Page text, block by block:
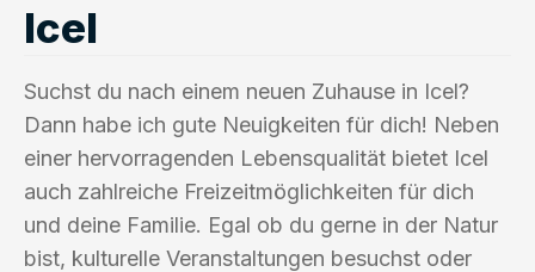
Icel
Suchst du nach einem neuen Zuhause in Icel?
Dann habe ich gute Neuigkeiten für dich! Neben
einer hervorragenden Lebensqualität bietet Icel
auch zahlreiche Freizeitmöglichkeiten für dich
und deine Familie. Egal ob du gerne in der Natur
bist, kulturelle Veranstaltungen besuchst oder